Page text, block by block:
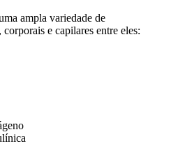
ampla variedade de
e capilares entre eles: